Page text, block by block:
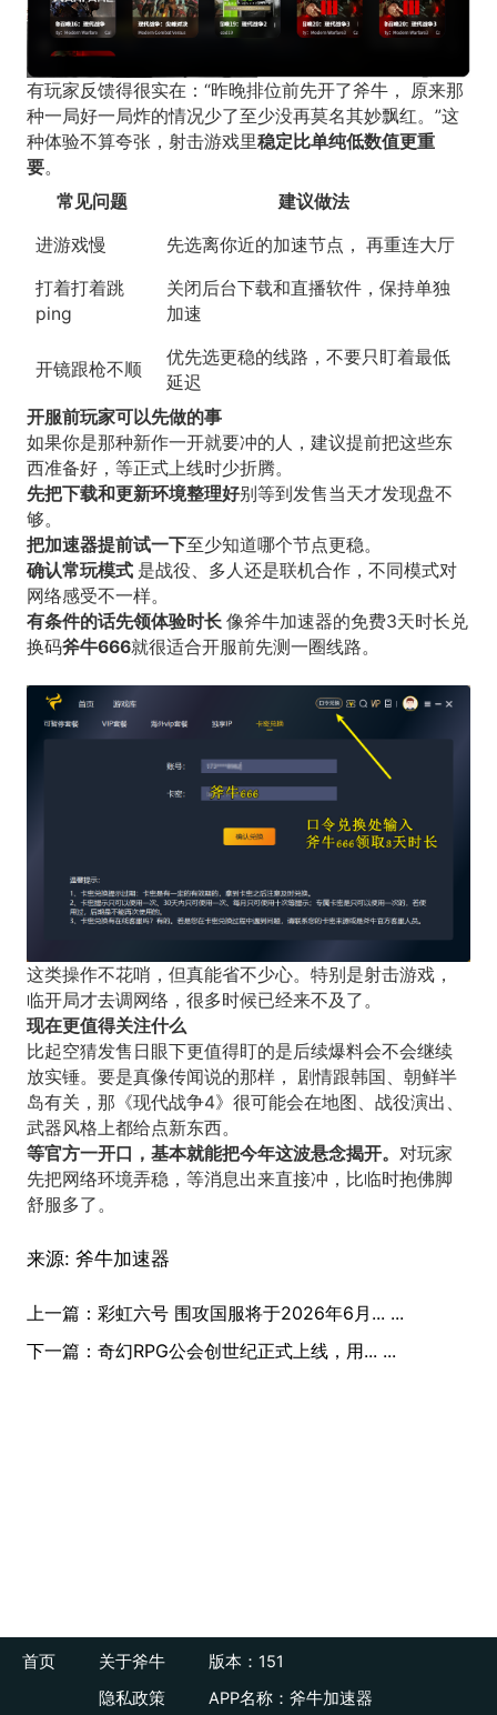
有玩家反馈得很实在：“昨晚排位前先开了斧牛， 原来那
种一局好一局炸的情况少了至少没再莫名其妙飘红。”这
种体验不算夸张，射击游戏里稳定比单纯低数值更重
要。
常见问题
建议做法
进游戏慢 先选离你近的加速节点， 再重连大厅
打着打着跳
ping
关闭后台下载和直播软件，保持单独
加速
开镜跟枪不顺
优先选更稳的线路，不要只盯着最低
延迟
开服前玩家可以先做的事
如果你是那种新作一开就要冲的人，建议提前把这些东
西准备好，等正式上线时少折腾。
先把下载和更新环境整理好别等到发售当天才发现盘不
够。
把加速器提前试一下至少知道哪个节点更稳。
确认常玩模式 是战役、多人还是联机合作，不同模式对
网络感受不一样。
有条件的话先领体验时长 像斧牛加速器的免费3天时长兑
换码斧牛666就很适合开服前先测一圈线路。
这类操作不花哨，但真能省不少心。特别是射击游戏，
临开局才去调网络，很多时候已经来不及了。
现在更值得关注什么
比起空猜发售日眼下更值得盯的是后续爆料会不会继续
放实锤。要是真像传闻说的那样， 剧情跟韩国、朝鲜半
岛有关，那《现代战争4》很可能会在地图、战役演出、
武器风格上都给点新东西。
等官方一开口，基本就能把今年这波悬念揭开。对玩家
先把网络环境弄稳，等消息出来直接冲，比临时抱佛脚
舒服多了。
来源: 斧牛加速器
上一篇：彩虹六号 围攻国服将于2026年6月... ...
下一篇：奇幻RPG公会创世纪正式上线，用... ...
首页
关于斧牛
隐私政策
版本：151
APP名称：斧牛加速器